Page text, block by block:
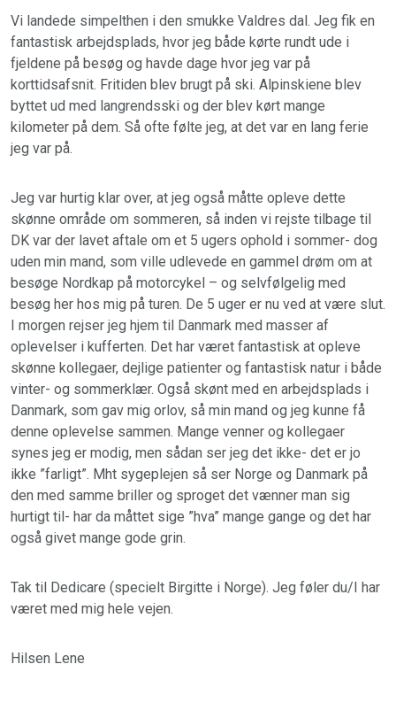
Vi landede simpelthen i den smukke Valdres dal. Jeg fik en
fantastisk arbejdsplads, hvor jeg både kørte rundt ude i
fjeldene på besøg og havde dage hvor jeg var på
korttidsafsnit. Fritiden blev brugt på ski. Alpinskiene blev
byttet ud med langrendsski og der blev kørt mange
kilometer på dem. Så ofte følte jeg, at det var en lang ferie
jeg var på.
Jeg var hurtig klar over, at jeg også måtte opleve dette
skønne område om sommeren, så inden vi rejste tilbage til
DK var der lavet aftale om et 5 ugers ophold i sommer- dog
uden min mand, som ville udlevede en gammel drøm om at
besøge Nordkap på motorcykel – og selvfølgelig med
besøg her hos mig på turen. De 5 uger er nu ved at være slut.
I morgen rejser jeg hjem til Danmark med masser af
oplevelser i kufferten. Det har været fantastisk at opleve
skønne kollegaer, dejlige patienter og fantastisk natur i både
vinter- og sommerklær. Også skønt med en arbejdsplads i
Danmark, som gav mig orlov, så min mand og jeg kunne få
denne oplevelse sammen. Mange venner og kollegaer
synes jeg er modig, men sådan ser jeg det ikke- det er jo
ikke ”farligt”. Mht sygeplejen så ser Norge og Danmark på
den med samme briller og sproget det vænner man sig
hurtigt til- har da måttet sige ”hva” mange gange og det har
også givet mange gode grin.
Tak til Dedicare (specielt Birgitte i Norge). Jeg føler du/I har
været med mig hele vejen.
Hilsen Lene